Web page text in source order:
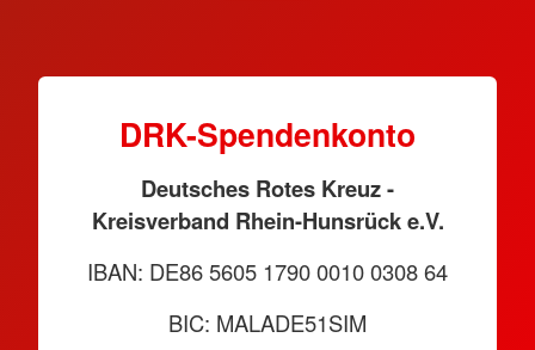
DRK-Spendenkonto
Deutsches Rotes Kreuz -
Kreisverband Rhein-Hunsrück e.V.
IBAN: DE86 5605 1790 0010 0308 64
BIC: MALADE51SIM